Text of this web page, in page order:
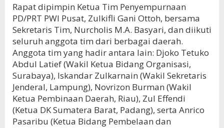
Rapat dipimpin Ketua Tim Penyempurnaan
PD/PRT PWI Pusat, Zulkifli Gani Ottoh, bersama
Sekretaris Tim, Nurcholis M.A. Basyari, dan diikuti
seluruh anggota tim dari berbagai daerah.
Anggota tim yang hadir antara lain: Djoko Tetuko
Abdul Latief (Wakil Ketua Bidang Organisasi,
Surabaya), Iskandar Zulkarnain (Wakil Sekretaris
Jenderal, Lampung), Novrizon Burman (Wakil
Ketua Pembinaan Daerah, Riau), Zul Effendi
(Ketua DK Sumatera Barat, Padang), serta Anrico
Pasaribu (Ketua Bidang Pembelaan dan